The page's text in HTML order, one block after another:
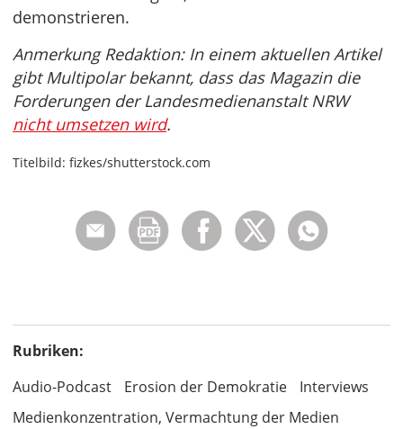
demonstrieren.
Anmerkung Redaktion: In einem aktuellen Artikel
gibt Multipolar bekannt, dass das Magazin die
Forderungen der Landesmedienanstalt NRW
nicht umsetzen wird.
Titelbild: fizkes/shutterstock.com
Rubriken:
Audio-Podcast
Erosion der Demokratie
Interviews
Medienkonzentration, Vermachtung der Medien